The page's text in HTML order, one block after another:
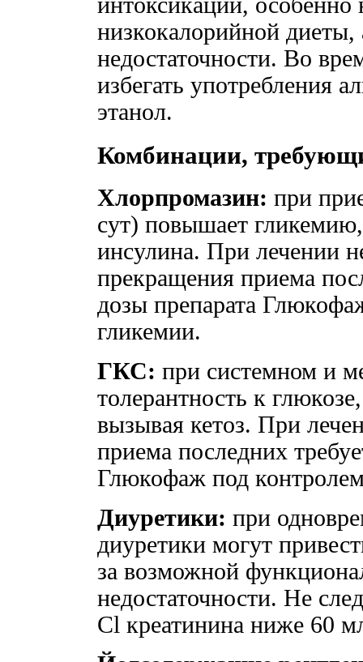
низкокалорийной
недостаточности. Во
избегать употребления
этанол.
Комбинации,
Хлорпромазин: при
сут) повышает
инсулина. При лечении
прекращения приема
дозы препарата
гликемии.
ГКС: при системном и
толерантность к
вызывая кетоз. При
приема последних
Глюкофаж под
Диуретики: при
диуретики могут
за возможной
недостаточности. Не
Cl креатинина ниже 60